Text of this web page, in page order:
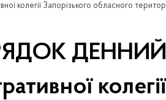
відділення Антимонопольного комітету України 10 лютого
ДЕННИЙ